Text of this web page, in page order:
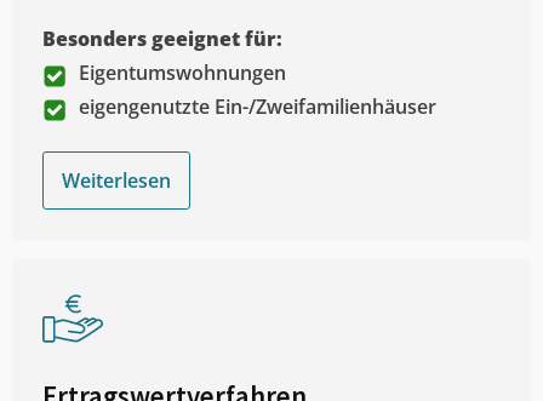
Besonders geeignet für:
Eigentumswohnungen
eigengenutzte Ein-/Zweifamilienhäuser
Weiterlesen